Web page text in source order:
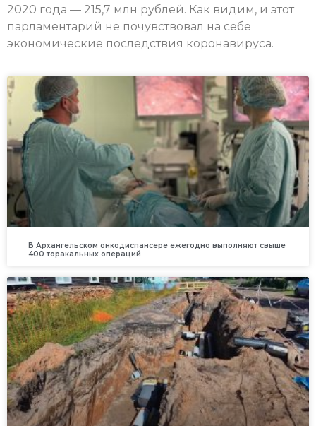
2020 года — 215,7 млн рублей. Как видим, и этот
парламентарий не почувствовал на себе
экономические последствия коронавируса.
В Архангельском онкодиспансере ежегодно выполняют свыше
400 торакальных операций